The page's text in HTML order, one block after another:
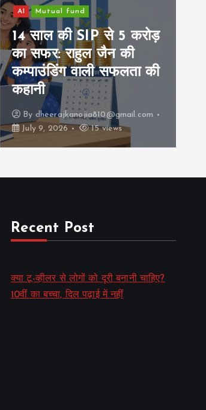
Family
मैं youtube वीडियो देखकर
क्या सोचता हूँ
Bydheerajkanojia810@gmail.com
July 8, 2026
23 views
Recent Post
क्या टू-व्हीलर से लोगों को दूरी बनानी चाहिए?
10वीं का बच्चा, दिल पढ़ाई में नहीं